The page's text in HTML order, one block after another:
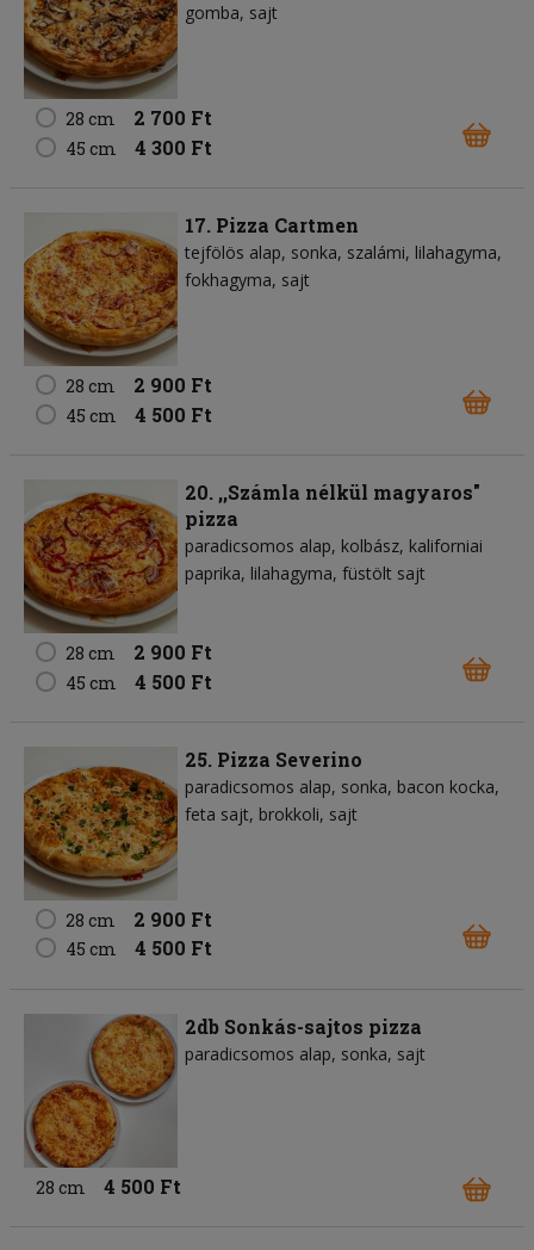
gomba sajt
28 cm 2 700 Ft
45 cm 4 300 Ft
17. Pizza Cartmen
tejfölös alap sonka szalámi lilahagyma
fokhagyma sajt
28 cm 2 900 Ft
45 cm 4 500 Ft
20. ,,Számla nélkül magyaros"
pizza
paradicsomos alap kolbász kaliforniai
paprika lilahagyma füstölt sajt
28 cm 2 900 Ft
45 cm 4 500 Ft
25. Pizza Severino
paradicsomos alap sonka bacon kocka
feta sajt brokkoli sajt
28 cm 2 900 Ft
45 cm 4 500 Ft
2db Sonkás-sajtos pizza
paradicsomos alap sonka sajt
28 cm 4 500 Ft